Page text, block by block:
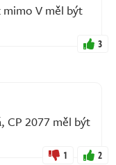
mimo V měl být
3
CP 2077 měl být
1 2